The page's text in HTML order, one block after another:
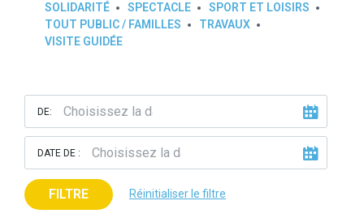
SOLIDARITÉ
SPECTACLE
SPORT ET LOISIRS
TOUT PUBLIC / FAMILLES
TRAVAUX
VISITE GUIDÉE
DE:
DATE DE :
FILTRE Réinitialiser le filtre